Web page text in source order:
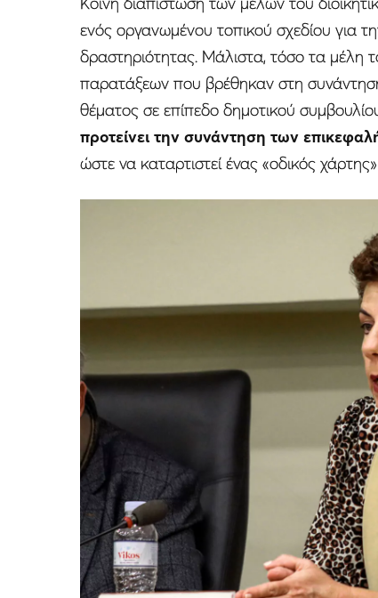
ενός οργανωμένου τοπικού σχεδίου για
δραστηριότητας. Μάλιστα, τόσο τα μέλη
παρατάξεων που βρέθηκαν στη
θέματος σε επίπεδο δημοτικού
προτείνει την συνάντηση των
ώστε να καταρτιστεί ένας «οδικός